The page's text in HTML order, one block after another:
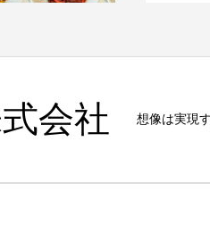
会社 想像は実現